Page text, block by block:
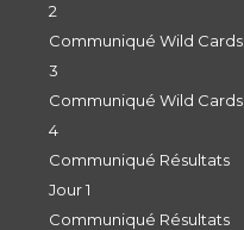
2
Communiqué Wild Cards
3
Communiqué Wild Cards
4
Communiqué Résultats
Jour 1
Communiqué Résultats